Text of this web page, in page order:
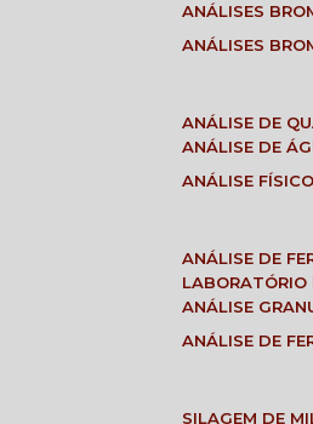
ANÁLISES
ANÁLISES
ANÁLISE DE
ANÁLISE DE
ANÁLISE
ANÁLISE DE
ANÁLISE
ANÁLISE DE
SILAGEM DE